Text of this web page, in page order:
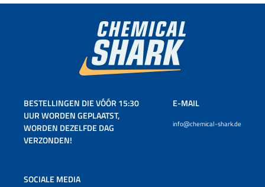
BESTELLINGEN DIE VÓÓR 15:30
UUR WORDEN GEPLAATST,
WORDEN DEZELFDE DAG
VERZONDEN!
E-MAIL
info@chemical-shark.de
SOCIALE MEDIA